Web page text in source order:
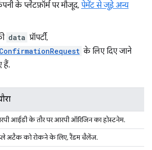
के प्लैटफ़ॉर्म पर मौजूद, पेमेंट से जुड़े अन्य
data प्रॉपर्टी,
के लिए दिए जाने
हैं.
आईडी के तौर पर आरपी ऑरिजिन का होस्टनेम.
अटैक को रोकने के लिए, रैंडम चैलेंज.